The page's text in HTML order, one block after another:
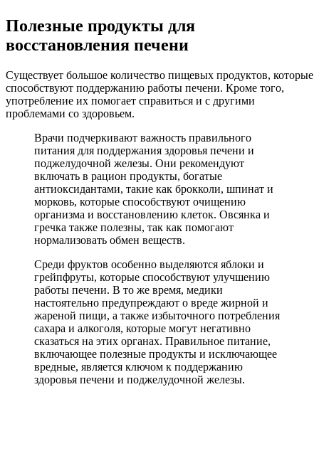
Полезные продукты для
восстановления печени
Существует большое количество пищевых продуктов, которые
способствуют поддержанию работы печени. Кроме того,
употребление их помогает справиться и с другими
проблемами со здоровьем.
Врачи подчеркивают важность правильного
питания для поддержания здоровья печени и
поджелудочной железы. Они рекомендуют
включать в рацион продукты, богатые
антиоксидантами, такие как брокколи, шпинат и
морковь, которые способствуют очищению
организма и восстановлению клеток. Овсянка и
гречка также полезны, так как помогают
нормализовать обмен веществ.
Среди фруктов особенно выделяются яблоки и
грейпфруты, которые способствуют улучшению
работы печени. В то же время, медики
настоятельно предупреждают о вреде жирной и
жареной пищи, а также избыточного потребления
сахара и алкоголя, которые могут негативно
сказаться на этих органах. Правильное питание,
включающее полезные продукты и исключающее
вредные, является ключом к поддержанию
здоровья печени и поджелудочной железы.